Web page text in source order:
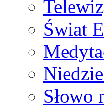
Świat
Słowo